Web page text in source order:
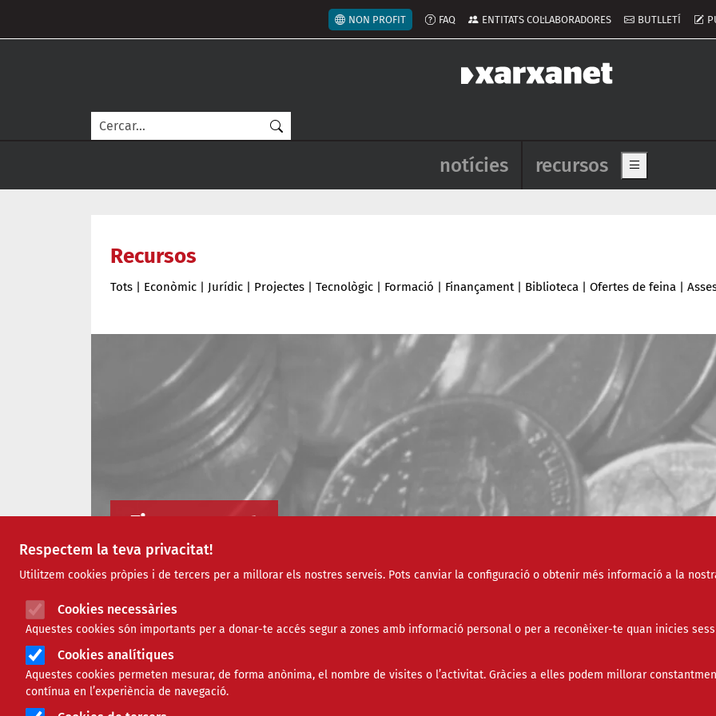
Respectem la teva privacitat!
Utilitzem cookies pròpies i de tercers per a millorar els nostres serveis. Pots canviar la configuració o obtenir més informació a la
Cookies necessàries
Aquestes cookies són importants per a donar-te accés segur a zones amb informació personal o per a reconèixer-te quan inicies
Cookies analítiques
Aquestes cookies permeten mesurar, de forma anònima, el nombre de visites o l’activitat. Gràcies a elles podem millorar
contínua en l’experiència de navegació.
Menú del compte d'usuari
NON PROFIT FAQ ENTITATS COL·LABORADORES BUTLLETÍ
Cerca
Navegació principal de
notícies recursos Show main
Recursos
Tots | Econòmic | Jurídic | Projectes | Tecnològic | Formació | Finançament | Biblioteca | Ofertes de feina |
Finançament